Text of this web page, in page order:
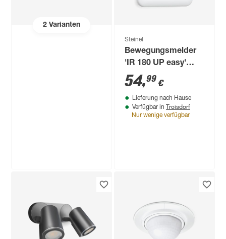
2Varianten
Außenwandstrahler
'XLED ONE ' mit
Bewegungssensor
89, 99 €
Steinel
Bewegungsmelder
'IR 180 UP easy'
weiß 8,1 x 8,1 x 5,7
cm
54,99 €
Lieferung nach Hause
Verfügbar in Troisdorf
Nur wenige verfügbar